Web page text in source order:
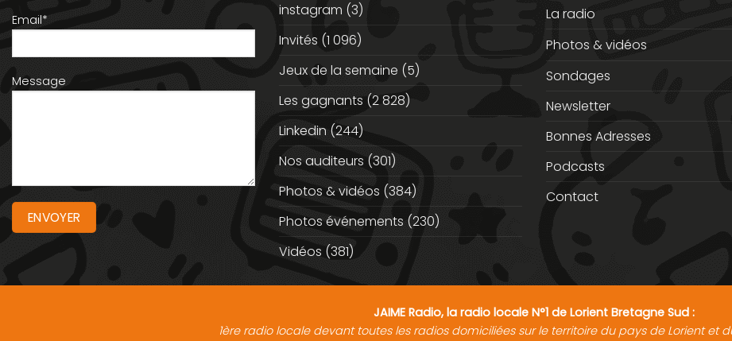
Email*
Message
instagram (3)
Invités (1 096)
Jeux de la semaine (5)
Les gagnants (2 828)
Linkedin (244)
Nos auditeurs (301)
Photos & vidéos (384)
Photos événements (230)
Vidéos (381)
La radio
Photos & vidéos
Sondages
Newsletter
Bonnes Adresses
Podcasts
Contact
JAIME Radio, la radio locale N°1 de Lorient Bretagne Sud :
1ère radio locale devant toutes les radios domiciliées sur le territoire du pays de Lorient et